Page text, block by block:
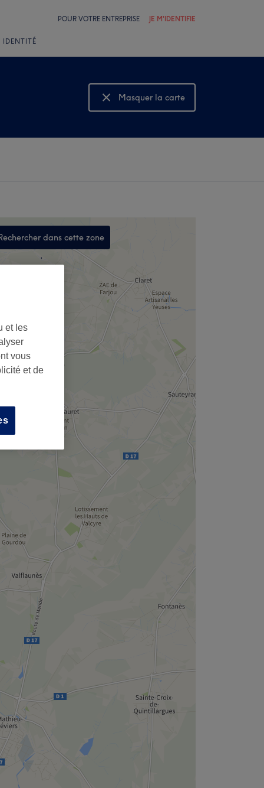
POUR VOTRE ENTREPRISE JE M'IDENTIFIE
IDENTITÉ
Masquer la carte
Montrer la carte
dans cette zone
,
et les
vous
et de